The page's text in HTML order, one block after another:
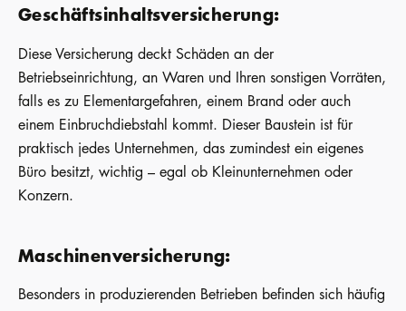
Geschäftsinhaltsversicherung:
Diese Versicherung deckt Schäden an der
Betriebseinrichtung, an Waren und Ihren sonstigen Vorräten,
falls es zu Elementargefahren, einem Brand oder auch
einem Einbruchdiebstahl kommt. Dieser Baustein ist für
praktisch jedes Unternehmen, das zumindest ein eigenes
Büro besitzt, wichtig – egal ob Kleinunternehmen oder
Konzern.
Maschinenversicherung:
Besonders in produzierenden Betrieben befinden sich häufig